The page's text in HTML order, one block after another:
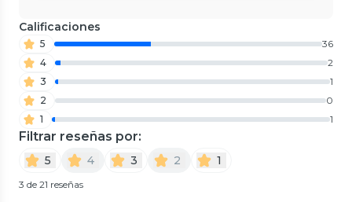
Calificaciones
5
36
4
2
3
1
2
0
1
1
Filtrar reseñas por:
5 4 3 2 1
3 de 21 reseñas